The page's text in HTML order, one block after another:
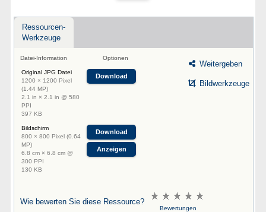
Ressourcen-
Werkzeuge
Datei-Information Optionen
Original JPG Datei
1200 × 1200 Pixel
(1.44 MP)
2.1 in × 2.1 in @ 580
PPI
397 KB
Download
Bildschirm
800 × 800 Pixel (0.64
MP)
6.8 cm × 6.8 cm @
300 PPI
130 KB
Download
Anzeigen
Weitergeben
Bildwerkzeuge
Wie bewerten Sie diese Ressource?
Bewertungen